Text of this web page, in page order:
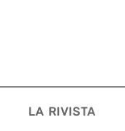
LA RIVISTA